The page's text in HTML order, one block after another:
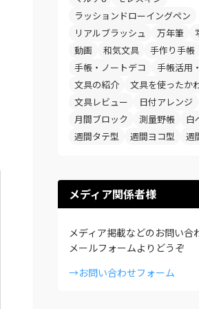
ラッションドローイングペン
リアルブラッシュ
万年筆
動画
和気文具
手作り手帳
手帳・ノートデコ
手帳活用
文具の紹介
文具を使ったか
文具レビュー
日付アレンジ
月間ブロック
測量野帳
白
週間タテ型
週間ヨコ型 週
メディア関係者様
メディア掲載などのお問い合
メールフォームよりどうぞ
→お問い合わせフォーム